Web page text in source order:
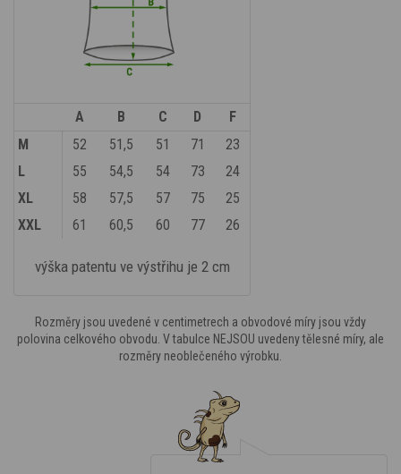
A B C D
F
M
52 51,5 51 71
23
L
55 54,5 54 73
24
XL
58 57,5 57 75
25
XXL
61 60,5 60 77 26
výška patentu ve výstřihu je 2 cm
Rozměry jsou uvedené v centimetrech a obvodové míry jsou vždy
polovina celkového obvodu. V tabulce NEJSOU uvedeny tělesné míry, ale
rozměry neoblečeného výrobku.